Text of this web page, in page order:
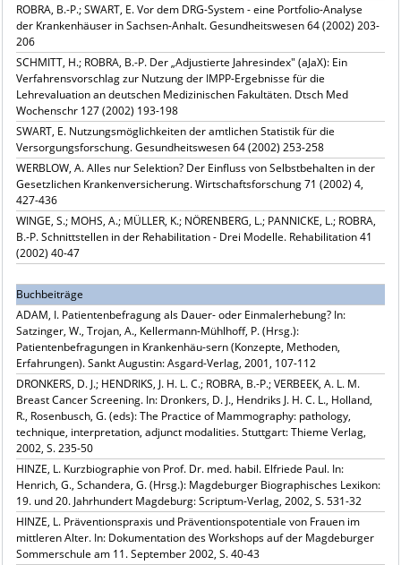
ROBRA, B.-P.; SWART, E. Vor dem DRG-System - eine Portfolio-Analyse
der Krankenhäuser in Sachsen-Anhalt. Gesundheitswesen 64 (2002) 203-
206
SCHMITT, H.; ROBRA, B.-P. Der „Adjustierte Jahresindex" (aJaX): Ein
Verfahrensvorschlag zur Nutzung der IMPP-Ergebnisse für die
Lehrevaluation an deutschen Medizinischen Fakultäten. Dtsch Med
Wochenschr 127 (2002) 193-198
SWART, E. Nutzungsmöglichkeiten der amtlichen Statistik für die
Versorgungsforschung. Gesundheitswesen 64 (2002) 253-258
WERBLOW, A. Alles nur Selektion? Der Einfluss von Selbstbehalten in der
Gesetzlichen Krankenversicherung. Wirtschaftsforschung 71 (2002) 4,
427-436
WINGE, S.; MOHS, A.; MÜLLER, K.; NÖRENBERG, L.; PANNICKE, L.; ROBRA,
B.-P. Schnittstellen in der Rehabilitation - Drei Modelle. Rehabilitation 41
(2002) 40-47
Buchbeiträge
ADAM, I. Patientenbefragung als Dauer- oder Einmalerhebung? In:
Satzinger, W., Trojan, A., Kellermann-Mühlhoff, P. (Hrsg.):
Patientenbefragungen in Krankenhäu-sern (Konzepte, Methoden,
Erfahrungen). Sankt Augustin: Asgard-Verlag, 2001, 107-112
DRONKERS, D. J.; HENDRIKS, J. H. L. C.; ROBRA, B.-P.; VERBEEK, A. L. M.
Breast Cancer Screening. In: Dronkers, D. J., Hendriks J. H. C. L., Holland,
R., Rosenbusch, G. (eds): The Practice of Mammography: pathology,
technique, interpretation, adjunct modalities. Stuttgart: Thieme Verlag,
2002, S. 235-50
HINZE, L. Kurzbiographie von Prof. Dr. med. habil. Elfriede Paul. In:
Henrich, G., Schandera, G. (Hrsg.): Magdeburger Biographisches Lexikon:
19. und 20. Jahrhundert Magdeburg: Scriptum-Verlag, 2002, S. 531-32
HINZE, L. Präventionspraxis und Präventionspotentiale von Frauen im
mittleren Alter. In: Dokumentation des Workshops auf der Magdeburger
Sommerschule am 11. September 2002, S. 40-43